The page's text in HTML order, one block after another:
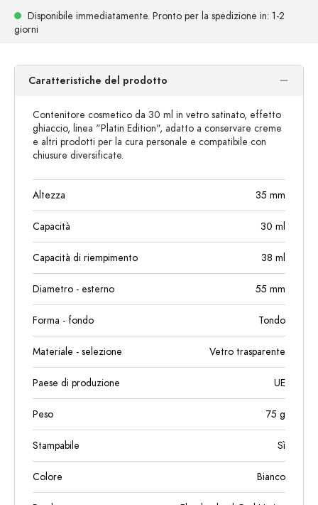
Disponibile immediatamente. Pronto per la spedizione in: 1-2
giorni
Caratteristiche del prodotto
Contenitore cosmetico da 30 ml in vetro satinato, effetto
ghiaccio, linea "Platin Edition", adatto a conservare creme
e altri prodotti per la cura personale e compatibile con
chiusure diversificate.
Altezza 35 mm
Capacità 30 ml
Capacità di riempimento 38 ml
Diametro - esterno 55 mm
Forma - fondo Tondo
Materiale - selezione Vetro trasparente
Paese di produzione UE
Peso 75 g
Stampabile Sì
Colore Bianco